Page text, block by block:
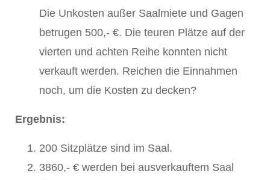
Die Unkosten außer Saalmiete und Gagen
betrugen 500,- €. Die teuren Plätze auf der
vierten und achten Reihe konnten nicht
verkauft werden. Reichen die Einnahmen
noch, um die Kosten zu decken?
Ergebnis:
200 Sitzplätze sind im Saal.
3860,- € werden bei ausverkauftem Saal